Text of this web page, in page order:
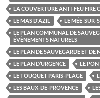
LA COUVERTURE ANTI-FEU FIRE
LE MAS D'AZIL
LE MÉE-SUR-
LE PLAN COMMUNAL DE
ÉVÈNEMENTS NATURELS
LE PLAN DE SAUVEGARDE ET DE
LE PLAN D’URGENCE
LE
LE TOUQUET PARIS-PLAGE
LES BAUX-DE-PROVENCE